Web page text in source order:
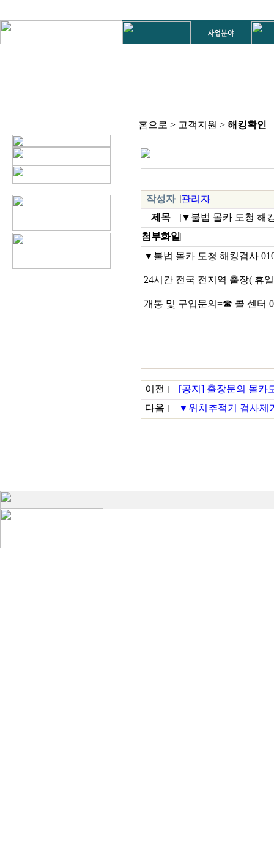
홈으로 > 고객지원 > 해킹확인
작성자
관리자
제목
▼불법 몰카 도청 해
첨부화일
▼불법 몰카 도청 해킹검사
24시간 전국 전지역 출장( 휴
개통 및 구입문의=☎ 콜 센터
이전
[공지] 출장문의 몰카
다음
▼위치추적기 검사제